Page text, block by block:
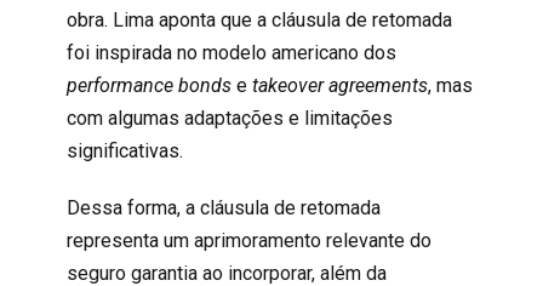
obra. Lima aponta que a cláusula de retomada
foi inspirada no modelo americano dos
performance bondse takeover agreements, mas
com algumas adaptações e limitações
significativas.
Dessa forma, a cláusula de retomada
representa um aprimoramento relevante do
seguro garantia ao incorporar, além da